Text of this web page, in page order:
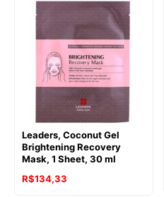
Leaders, Coconut Gel
Brightening Recovery
Mask, 1 Sheet, 30 ml
R$134,33